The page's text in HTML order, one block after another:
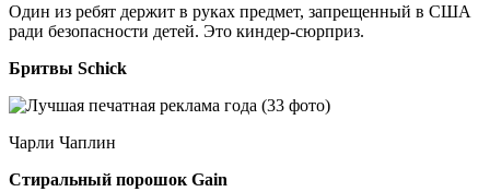
Один из ребят держит в руках предмет, запрещенный в США
ради безопасности детей. Это киндер-сюрприз.
Бритвы Schick
Чарли Чаплин
Стиральный порошок Gain